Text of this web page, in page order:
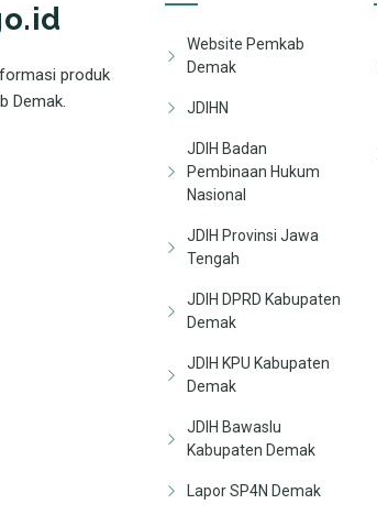
produk
Demak.
Website Pemkab
Demak
JDIHN
JDIH Badan
Pembinaan Hukum
Nasional
JDIH Provinsi Jawa
Tengah
JDIH DPRD Kabupaten
Demak
JDIH KPU Kabupaten
Demak
JDIH Bawaslu
Kabupaten Demak
Lapor SP4N Demak